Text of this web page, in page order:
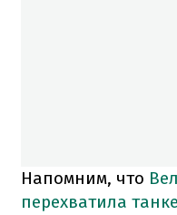
Напомним, что
перехватила